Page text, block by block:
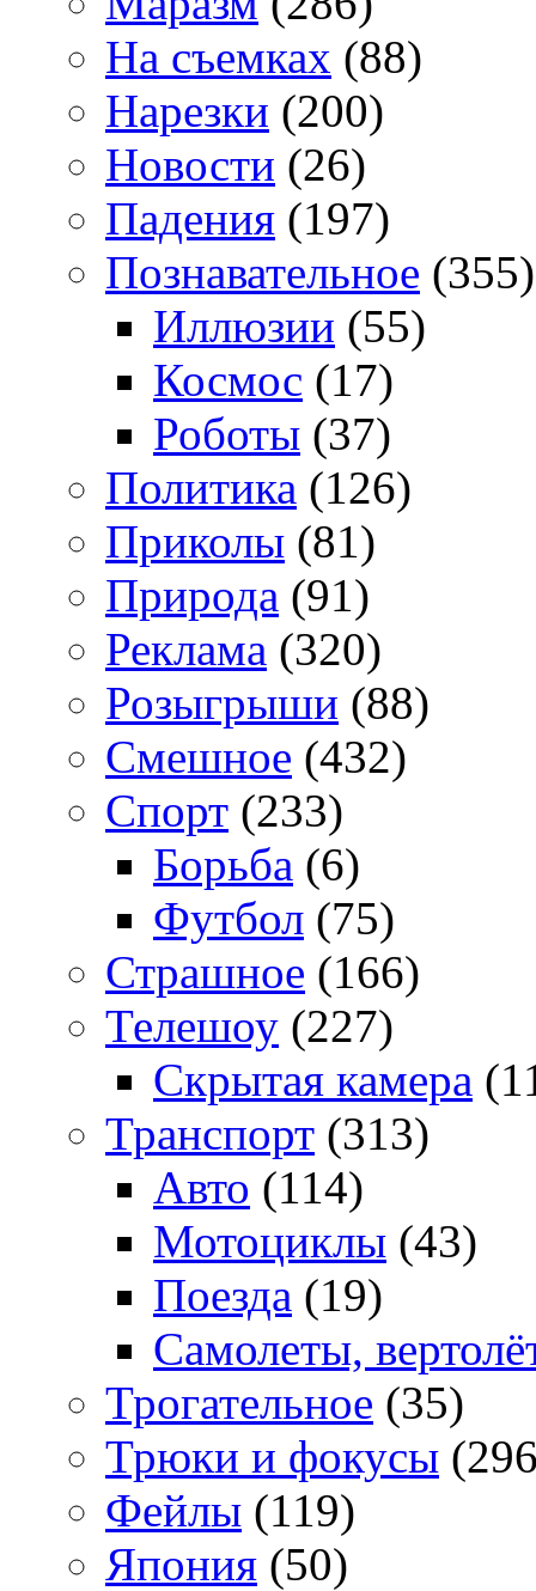
На съемках (88)
Нарезки (200)
Новости (26)
Падения (197)
Познавательное (355)
Иллюзии (55)
Космос (17)
Роботы (37)
Политика (126)
Приколы (81)
Природа (91)
Реклама (320)
Розыгрыши (88)
Смешное (432)
Спорт (233)
Борьба (6)
Футбол (75)
Страшное (166)
Телешоу (227)
Скрытая камера
Транспорт (313)
Авто (114)
Мотоциклы (43)
Поезда (19)
Самолеты,
Трогательное (35)
Трюки и фокусы
Фейлы (119)
Япония (50)